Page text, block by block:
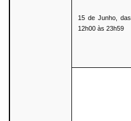
15 de Junho, das
12h00 às 23h59